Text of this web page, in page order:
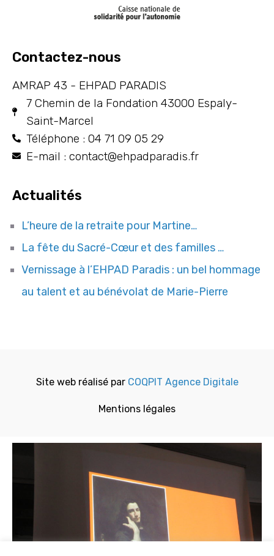
Contactez-nous
AMRAP 43 - EHPAD PARADIS
7 Chemin de la Fondation 43000 Espaly-
Saint-Marcel
Téléphone : 04 71 09 05 29
E-mail : contact@ehpadparadis.fr
Actualités
L’heure de la retraite pour Martine…
La fête du Sacré-Cœur et des familles …
Vernissage à l’EHPAD Paradis : un bel hommage
au talent et au bénévolat de Marie-Pierre
Site web réalisé par COQPIT Agence Digitale
Mentions légales